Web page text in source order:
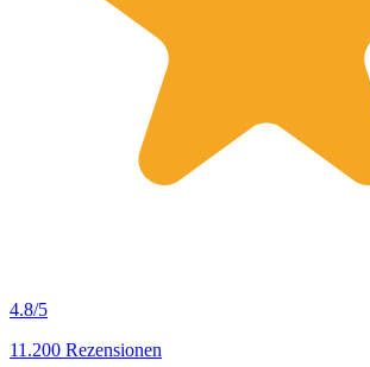
4.8/5
11.200 Rezensionen